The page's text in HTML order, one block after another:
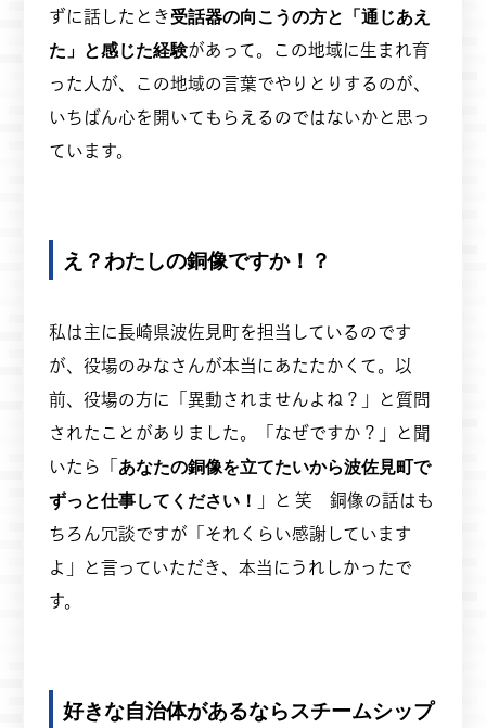
ずに話したとき受話器の向こうの方と「通じあえ
た」と感じた経験があって。この地域に生まれ育
った人が、この地域の言葉でやりとりするのが、
いちばん心を開いてもらえるのではないかと思っ
ています。
え？わたしの銅像ですか！？
私は主に長崎県波佐見町を担当しているのです
が、役場のみなさんが本当にあたたかくて。以
前、役場の方に「異動されませんよね？」と質問
されたことがありました。「なぜですか？」と聞
いたら「あなたの銅像を立てたいから波佐見町で
ずっと仕事してください！ 」と 笑 銅像の話はも
ちろん冗談ですが「それくらい感謝しています
よ」と言っていただき、本当にうれしかったで
す。
好きな自治体があるならスチームシップ